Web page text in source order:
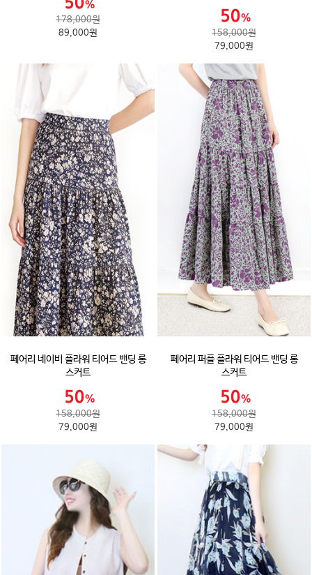
178,000원
89,000원
158,000원
79,000원
페어리 네이비 플라워 티어드 밴딩 롱
스커트
158,000원
79,000원
페어리 퍼플 플라워 티어드 밴딩 롱
스커트
158,000원
79,000원